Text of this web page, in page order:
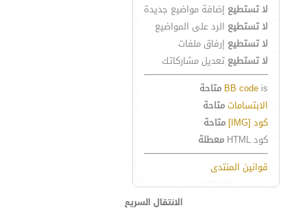
لا تستطيع إضافة مواضيع جديدة
لا تستطيع الرد على المواضيع
لا تستطيع إرفاق ملفات
لا تستطيع تعديل مشاركاتك
BB code is
متاحة
الابتساماتمتاحة
كود [IMG]
متاحة
كود HTML
معطلة
قوانين المنتدى
الانتقال السريع